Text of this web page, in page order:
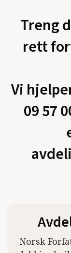
Treng
rett
Vi
09 57
Norsk